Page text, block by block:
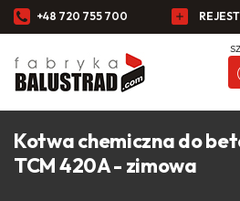
+48 720 755 700
Kotwa chemiczna do
TCM 420A - zimowa